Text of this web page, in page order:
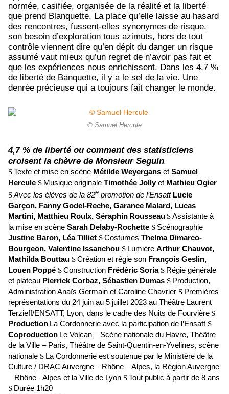
normée, casifiée, organisée de la réalité et la liberté
que prend Blanquette. La place qu’elle laisse au hasard
des rencontres, fussent-elles synonymes de risque,
son besoin d’exploration tous azimuts, hors de tout
contrôle viennent dire qu’en dépit du danger un risque
assumé vaut mieux qu’un regret de n’avoir pas fait et
que les expériences nous enrichissent. Dans les 4,7 %
de liberté de Banquette, il y a le sel de la vie. Une
denrée précieuse qui a toujours fait changer le monde.
© Samuel Hercule
4,7 % de liberté ou comment des statisticiens
croisent la chèvre de Monsieur Seguin.
STexte et mise en scène Métilde Weyergans et Samuel
Hercule S Musique originale Timothée Jollyet Mathieu Ogier
SAvec les élèves de la 82e promotion de l’Ensatt Lucie
Garçon, Fanny Godel-Reche, Garance Malard, Lucas
Martini, Matthieu Roulx, Séraphin Rousseau SAssistante à
la mise en scène Sarah Delaby-Rochette S Scénographie
Justine Baron, Léa Tilliet SCostumes Thelma Dimarco-
Bourgeon, Valentine Issanchou S Lumière Arthur Chauvot,
Mathilda Bouttau SCréation et régie son François Geslin,
Louen Poppé SConstruction Frédéric Soria S Régie générale
et plateau Pierrick Corbaz, Sébastien Dumas S Production,
Administration Anaïs Germain et Caroline Chavrier S Premières
représentations du 24 juin au 5 juillet 2023 au Théâtre Laurent
Terzieff/ENSATT, Lyon, dans le cadre des Nuits de Fourvière S
Production La Cordonnerie avec la participation de l’Ensatt S
Coproduction Le Volcan – Scène nationale du Havre, Théâtre
de la Ville – Paris, Théâtre de Saint-Quentin-en-Yvelines, scène
nationale S La Cordonnerie est soutenue par le Ministère de la
Culture / DRAC Auvergne – Rhône – Alpes, la Région Auvergne
– Rhône - Alpes et la Ville de Lyon STout public à partir de 8 ans
S Durée 1h20